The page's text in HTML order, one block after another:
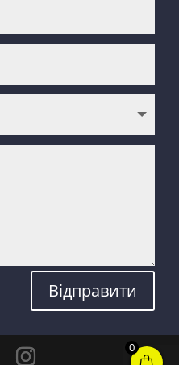
Відправити
0